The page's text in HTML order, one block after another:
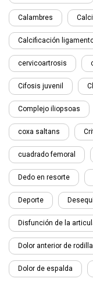
Calambres
Calcificación
cervicoartrosis
Cifosis juvenil
Complejo iliopsoas
coxa saltans
cuadrado femoral
Dedo en resorte
Deporte
Disfunción de la
Dolor anterior de rodilla
Dolor de espalda